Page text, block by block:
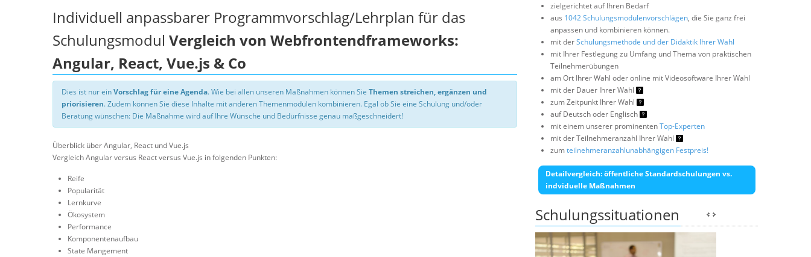
Individuell anpassbarer Programmvorschlag/Lehrplan für das
Schulungsmodul Vergleich von Webfrontendframeworks:
Angular, React, Vue.js & Co
Dies ist nur einVorschlag für eine Agenda. Wie bei allen unseren Maßnahmen können Sie Themen streichen, ergänzen und
priorisieren. Zudem können Sie diese Inhalte mit anderen Themenmodulen kombinieren. Egal ob Sie eine Schulung und/oder
Beratung wünschen: Die Maßnahme wird auf Ihre Wünsche und Bedürfnisse genau maßgeschneidert!
Überblick über Angular, React und Vue.js
Vergleich Angular versus React versus Vue.js in folgenden Punkten:
Reife
Popularität
Lernkurve
Ökosystem
Performance
Komponentenaufbau
State Mangement
zielgerichtet auf Ihren Bedarf
aus 1042 Schulungsmodulenvorschlägen, die Sie ganz frei
anpassen und kombinieren können.
mit derSchulungsmethode und der Didaktik Ihrer Wahl
mit Ihrer Festlegung zu Umfang und Thema von praktischen
Teilnehmerübungen
am Ort Ihrer Wahl oder online mit Videosoftware Ihrer Wahl
mit der Dauer Ihrer Wahl
zum Zeitpunkt Ihrer Wahl
auf Deutsch oder Englisch
mit einem unserer prominentenTop-Experten
mit der Teilnehmeranzahl Ihrer Wahl
zumteilnehmeranzahlunabhängigen Festpreis!
Detailvergleich: öffentliche Standardschulungen vs.
indviduelle Maßnahmen
Schulungssituationen